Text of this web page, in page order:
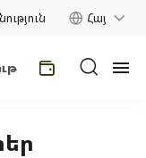
Հայ